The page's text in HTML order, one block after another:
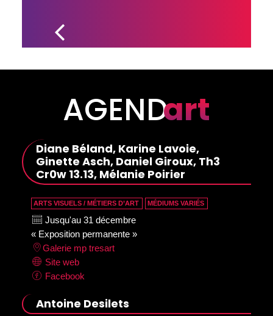
AGENDart
Diane Béland, Karine Lavoie,
Ginette Asch, Daniel Giroux, Th3
Cr0w 13.13, Mélanie Poirier
ARTS VISUELS / MÉTIERS D’ART MÉDIUMS VARIÉS
Jusqu'au 31 décembre
« Exposition permanente »
Galerie mp tresart
Site web
Facebook
Antoine Desilets